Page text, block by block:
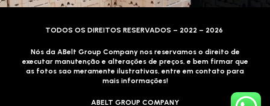
TODOS OS DIREITOS RESERVADOS – 2022 – 2026
Nós da ABelt Group Company nos reservamos o direito de
executar manutenção e alterações de preços, e bem firmar que
as fotos sao meramente ilustrativas, entre em contato para
mais informações!
ABELT GROUP COMPANY